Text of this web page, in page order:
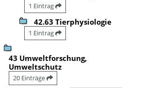
1 Eintrag
42.63 Tierphysiologie
1 Eintrag
43 Umweltforschung,
Umweltschutz
20 Einträge